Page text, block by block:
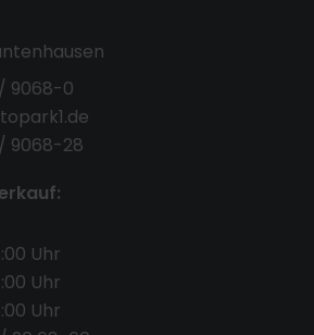
9068-0
9068-28
Uhr
Uhr
Uhr